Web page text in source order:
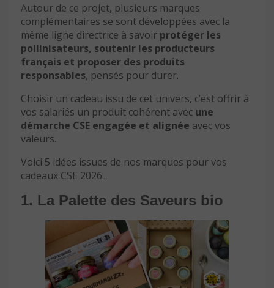
Autour de ce projet, plusieurs marques
complémentaires se sont développées avec la
même ligne directrice à savoir protéger les
pollinisateurs, soutenir les producteurs
français et proposer des produits
responsables, pensés pour durer.
Choisir un cadeau issu de cet univers, c’est offrir à
vos salariés un produit cohérent avec une
démarche CSE engagée et alignée avec vos
valeurs.
Voici 5 idées issues de nos marques pour vos
cadeaux CSE 2026..
1. La Palette des Saveurs bio